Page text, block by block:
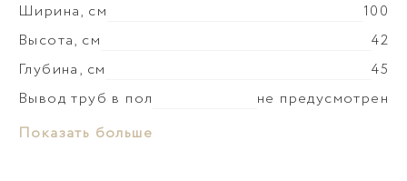
Ширина, см
100
Высота, см
42
Глубина, см
45
Вывод труб в пол
не предусмотрен
Материал раковины
Монтаж умывальника
Показать больше